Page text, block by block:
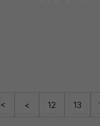
|< < 12 13